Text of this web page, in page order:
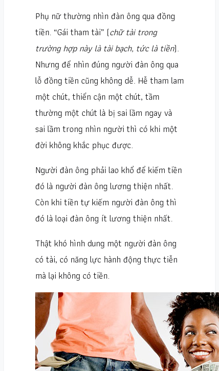
Phụ nữ thường nhìn đàn ông qua đồng
tiền. “Gái tham tài” (chữ tài trong
trường hợp này là tài bạch, tức là tiền).
Nhưng để nhìn đúng người đàn ông qua
lỗ đồng tiền cũng không dễ. Hễ tham lam
một chút, thiển cận một chút, tầm
thường một chút là bị sai lầm ngay và
sai lầm trong nhìn người thì có khi một
đời không khắc phục được.
Người đàn ông phải lao khổ để kiếm tiền
đó là người đàn ông lương thiện nhất.
Còn khi tiền tự kiếm người đàn ông thì
đó là loại đàn ông ít lương thiện nhất.
Thật khó hình dung một người đàn ông
có tài, có năng lực hành động thực tiễn
mà lại không có tiền.